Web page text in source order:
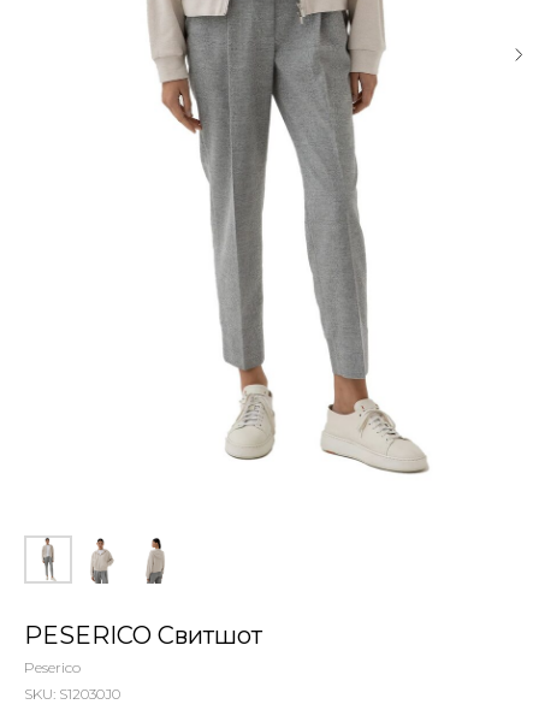
PESERICO Свитшот
Peserico
SKU: S12030J0